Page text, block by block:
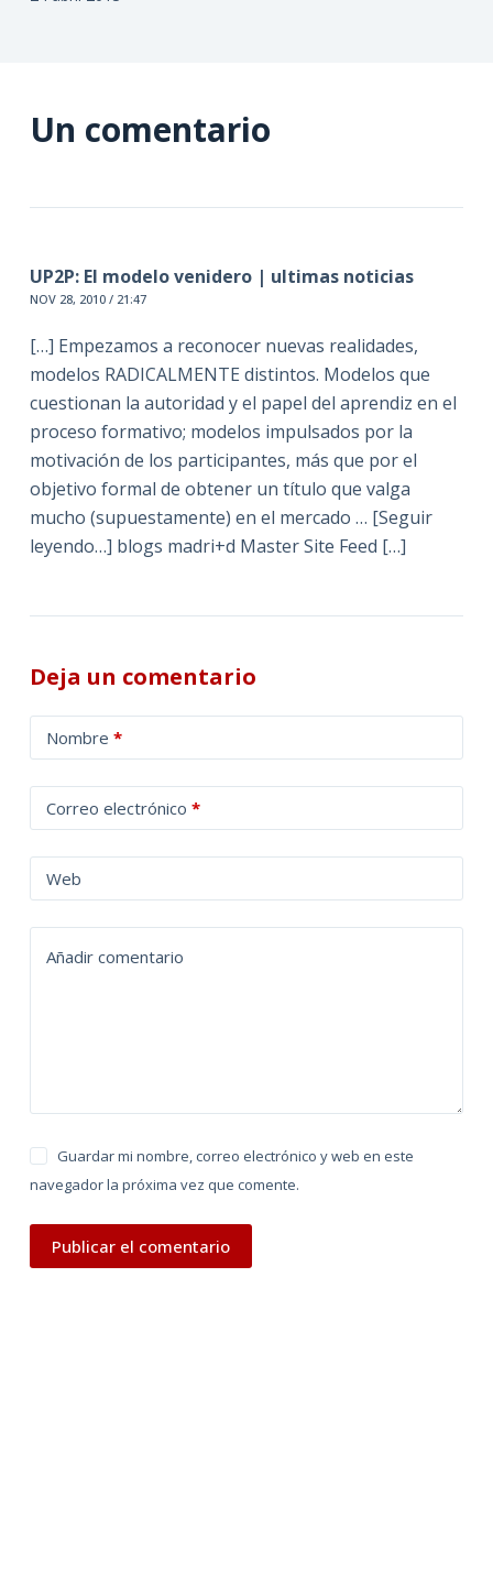
Un comentario
UP2P: El modelo venidero | ultimas noticias
NOV 28, 2010 / 21:47
[…] Empezamos a reconocer nuevas realidades,
modelos RADICALMENTE distintos. Modelos que
cuestionan la autoridad y el papel del aprendiz en el
proceso formativo; modelos impulsados por la
motivación de los participantes, más que por el
objetivo formal de obtener un título que valga
mucho (supuestamente) en el mercado … [Seguir
leyendo…] blogs madri+d Master Site Feed […]
Deja un comentario
Nombre *
Correo electrónico *
Web
Añadir comentario
Guardar mi nombre, correo electrónico y web en este
navegador la próxima vez que comente.
Publicar el comentario
l
t
a
t